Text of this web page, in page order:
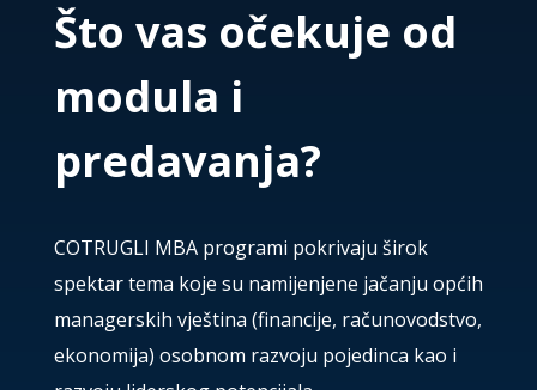
Što vas očekuje od
modula i
predavanja?
COTRUGLI MBA programi pokrivaju širok
spektar tema koje su namijenjene jačanju općih
managerskih vještina (financije, računovodstvo,
ekonomija) osobnom razvoju pojedinca kao i